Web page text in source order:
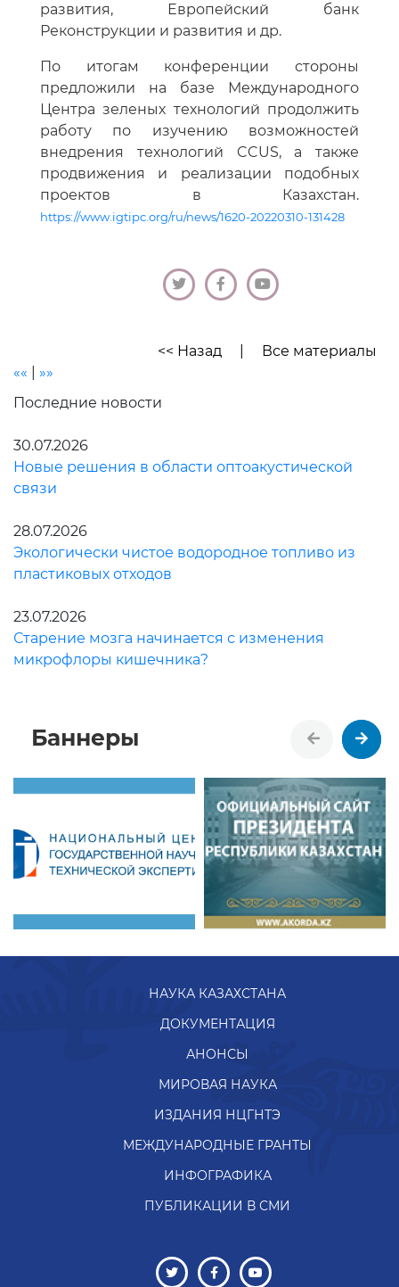
развития, Европейский банк
Реконструкции и развития и др.
По итогам конференции стороны
предложили на базе Международного
Центра зеленых технологий продолжить
работу по изучению возможностей
внедрения технологий CCUS, а также
продвижения и реализации подобных
проектов в Казахстан.
https://www.igtipc.org/ru/news/1620-20220310-131428
<< Назад
Все материалы
««
»»
Последние новости
30.07.2026
Новые решения в области оптоакустической
связи
28.07.2026
Экологически чистое водородное топливо из
пластиковых отходов
23.07.2026
Старение мозга начинается с изменения
микрофлоры кишечника?
Баннеры
НАУКА КАЗАХСТАНА
ДОКУМЕНТАЦИЯ
АНОНСЫ
МИРОВАЯ НАУКА
ИЗДАНИЯ НЦГНТЭ
МЕЖДУНАРОДНЫЕ ГРАНТЫ
ИНФОГРАФИКА
ПУБЛИКАЦИИ В СМИ